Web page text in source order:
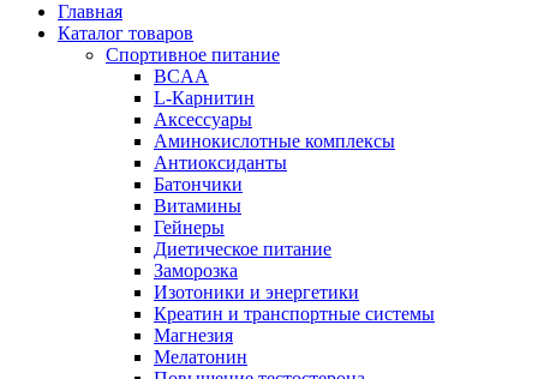
Главная
Каталог товаров
Спортивное питание
BCAA
L-Карнитин
Аксессуары
Аминокислотные комплексы
Антиоксиданты
Батончики
Витамины
Гейнеры
Диетическое питание
Заморозка
Изотоники и энергетики
Креатин и транспортные системы
Магнезия
Мелатонин